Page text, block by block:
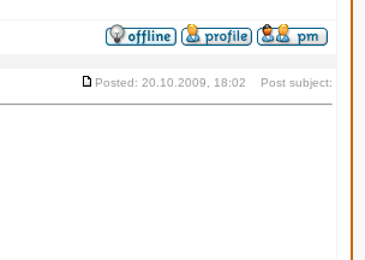
Posted: 20.10.2009, 18:02 Post subject: